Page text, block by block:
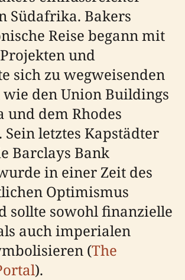
Südafrika. Bakers
Reise begann mit
und
sich zu wegweisenden
den Union Buildings
und dem Rhodes
letztes Kapstädter
Barclays Bank
in einer Zeit des
Optimismus
sollte sowohl finanzielle
auch imperialen
(The
).